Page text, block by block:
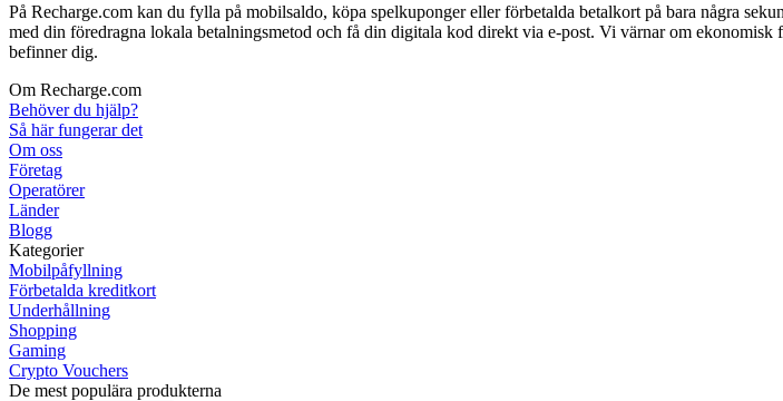
På Recharge.com kan du fylla på mobilsaldo, köpa spelkuponger eller förbetalda betalkort på bara några
med din föredragna lokala betalningsmetod och få din digitala kod direkt via e-post. Vi värnar om
befinner dig.
Om Recharge.com
Behöver du hjälp?
Så här fungerar det
Om oss
Företag
Operatörer
Länder
Blogg
Kategorier
Mobilpåfyllning
Förbetalda kreditkort
Underhållning
Shopping
Gaming
Crypto Vouchers
De mest populära produkterna